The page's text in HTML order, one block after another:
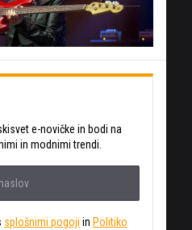
e-novičke in bodi na
in modnimi trendi.
splošnimi pogoji in Politiko